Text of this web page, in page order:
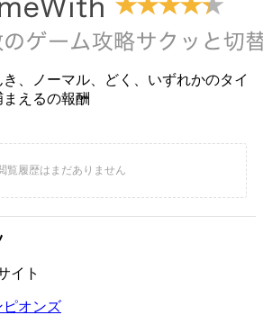
き、ノーマル、どく、いずれかのタイ
えるの報酬
イト
ピオンズ